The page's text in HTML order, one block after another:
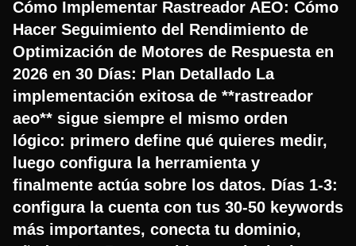
Cómo Implementar Rastreador AEO: Cómo
Hacer Seguimiento del Rendimiento de
Optimización de Motores de Respuesta en
2026 en 30 Días: Plan Detallado La
implementación exitosa de **rastreador
aeo** sigue siempre el mismo orden
lógico: primero define qué quieres medir,
luego configura la herramienta y
finalmente actúa sobre los datos. Días 1-3:
configura la cuenta con tus 30-50 keywords
más importantes, conecta tu dominio,